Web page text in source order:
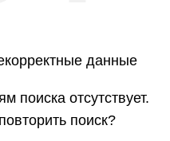
данные
поиска отсутствует.
поиск?